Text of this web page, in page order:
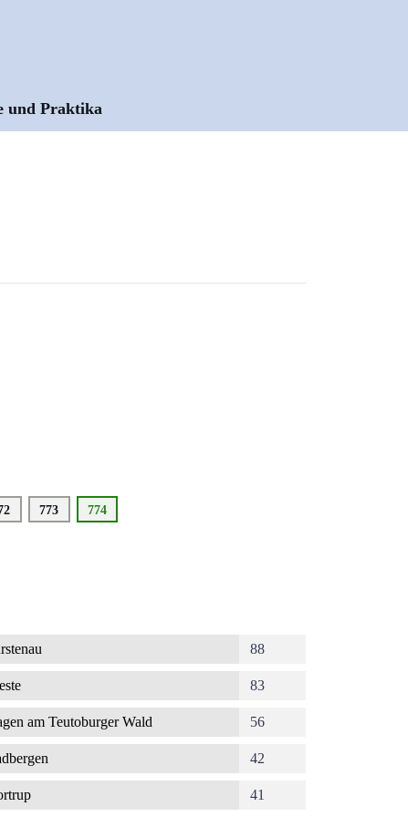
und Praktika
Seite
773
Aktuelle
Seite
774
88
83
am Teutoburger Wald 56
42
41